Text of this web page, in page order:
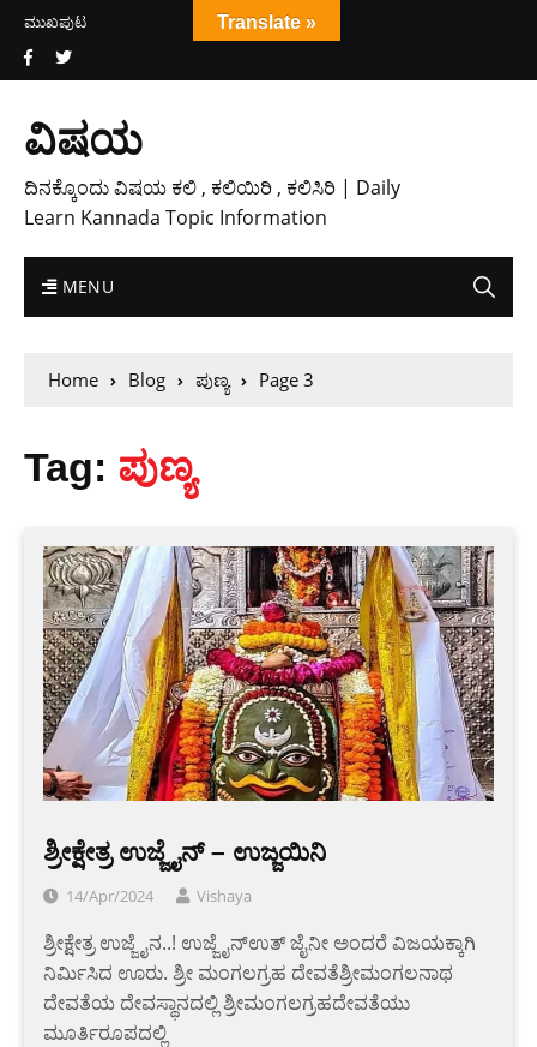
ಮುಖಪುಟ
ವಿಷಯ
ದಿನಕ್ಕೊಂದು ವಿಷಯ ಕಲಿ , ಕಲಿಯಿರಿ , ಕಲಿಸಿರಿ | Daily
Learn Kannada Topic Information
MENU
Home Blog ಪುಣ್ಯ Page 3
Tag: ಪುಣ್ಯ
ಶ್ರೀಕ್ಷೇತ್ರ ಉಜ್ಜೈನ್ – ಉಜ್ಜಯಿನಿ
14/Apr/2024 Vishaya
ಶ್ರೀಕ್ಷೇತ್ರ ಉಜ್ಜೈನ..! ಉಜ್ಜೈನ್ಉತ್ ಜೈನೀ ಅಂದರೆ ವಿಜಯಕ್ಕಾಗಿ
ನಿರ್ಮಿಸಿದ ಊರು. ಶ್ರೀ ಮಂಗಲಗ್ರಹ ದೇವತೆಶ್ರೀಮಂಗಲನಾಥ
ದೇವತೆಯ ದೇವಸ್ಥಾನದಲ್ಲಿ ಶ್ರೀಮಂಗಲಗ್ರಹದೇವತೆಯು
ಮೂರ್ತಿರೂಪದಲ್ಲಿ
Translate »